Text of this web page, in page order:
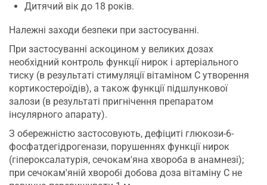
Дитячий вік до 18 років.
Належні заходи безпеки при застосуванні.
При застосуванні аскоцином у великих дозах
необхідний контроль функції нирок і артеріального
тиску (в результаті стимуляції вітаміном С утворення
кортикостероїдів), а також функції підшлункової
залози (в результаті пригнічення препаратом
інсулярного апарату).
З обережністю застосовують, дефіциті глюкози-6-
фосфатдегідрогенази, порушеннях функції нирок
(гіпероксалатурія, сечокам'яна хвороба в анамнезі);
при сечокам'яній хворобі добова доза вітаміну С не